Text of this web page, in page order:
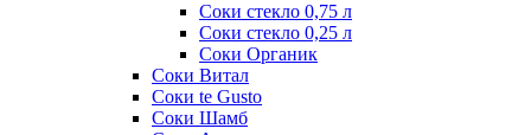
Соки стекло 0,75 л
Соки стекло 0,25 л
Соки Органик
Соки Витал
Соки te Gusto
Соки Шамб